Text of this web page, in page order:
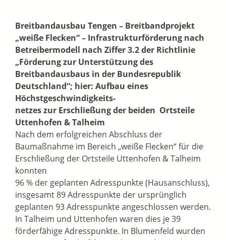
Breitbandausbau Tengen – Breitbandprojekt
„weiße Flecken“ – Infrastrukturförderung nach
Betreibermodell nach Ziffer 3.2 der Richtlinie
„Förderung zur Unterstützung des
Breitbandausbaus in der Bundesrepublik
Deutschland“; hier: Aufbau eines
Höchstgeschwindigkeits-
netzes zur Erschließung der beiden Ortsteile
Uttenhofen & Talheim
Nach dem erfolgreichen Abschluss der
Baumaßnahme im Bereich „weiße Flecken“ für die
Erschließung der Ortsteile Uttenhofen & Talheim
konnten
96 % der geplanten Adresspunkte (Hausanschluss),
insgesamt 89 Adresspunkte der ursprünglich
geplanten 93 Adresspunkte angeschlossen werden.
In Talheim und Uttenhofen waren dies je 39
förderfähige Adresspunkte. In Blumenfeld wurden